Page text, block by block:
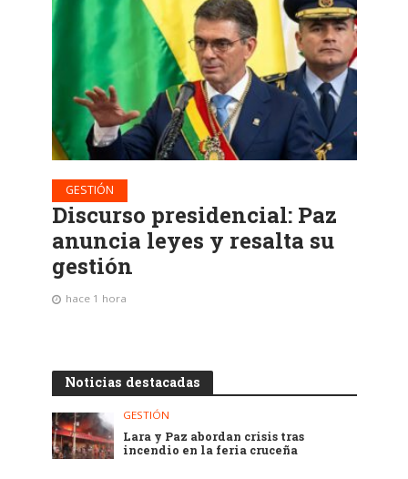
GESTIÓN
Discurso presidencial: Paz
anuncia leyes y resalta su
gestión
hace 1 hora
Noticias destacadas
GESTIÓN
Lara y Paz abordan crisis tras
incendio en la feria cruceña